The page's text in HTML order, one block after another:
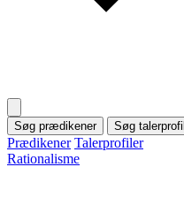
Søg prædikener Søg talerprofil
Prædikener Talerprofiler
Rationalisme